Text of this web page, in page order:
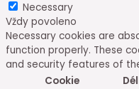
Necessary
Vždy povoleno
Necessary cookies are
function properly. These
and security features of
Cookie